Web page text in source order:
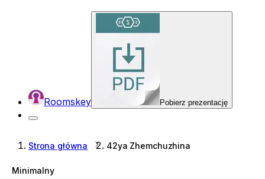
Roomskey Pobierz prezentację
Strona główna 42ya Zhemchuzhina
Minimalny